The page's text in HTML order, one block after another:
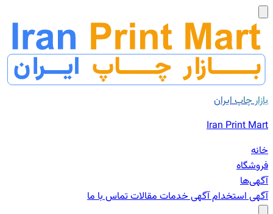
بازار چاپ ایران
Iran Print Mart
خانه
فروشگاه
آگهی‌ها
آگهی استخدامآگهی خدماتمقالاتتماس با ما